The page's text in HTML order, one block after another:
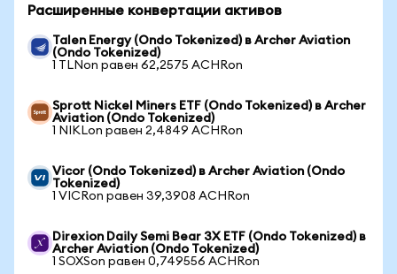
Расширенные конвертации активов
Talen Energy (Ondo Tokenized) в Archer Aviation
(Ondo Tokenized)
1 TLNon равен 62,2575 ACHRon
Sprott Nickel Miners ETF (Ondo Tokenized) в Archer
Aviation (Ondo Tokenized)
1 NIKLon равен 2,4849 ACHRon
Vicor (Ondo Tokenized) в Archer Aviation (Ondo
Tokenized)
1 VICRon равен 39,3908 ACHRon
Direxion Daily Semi Bear 3X ETF (Ondo Tokenized) в
Archer Aviation (Ondo Tokenized)
1 SOXSon равен 0,749556 ACHRon